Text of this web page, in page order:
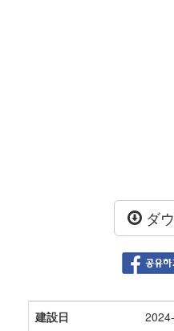
ダ
建設日